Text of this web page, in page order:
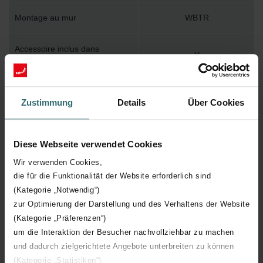
Zustimmung Details Über Cookies
Diese Webseite verwendet Cookies
Wir verwenden Cookies,
die für die Funktionalität der Website erforderlich sind
(Kategorie „Notwendig“)
zur Optimierung der Darstellung und des Verhaltens der Website
(Kategorie „Präferenzen“)
um die Interaktion der Besucher nachvollziehbar zu machen
und dadurch zielgerichtete Angebote unterbreiten zu können
(Kategorie „Statistiken“)
Montage au mur WBTR
Accessoire inclus dans
l'emballage
Y
maximum
120
Longueur technique
Hauteur technique 1681 mm
Profondeur technique 60 mm